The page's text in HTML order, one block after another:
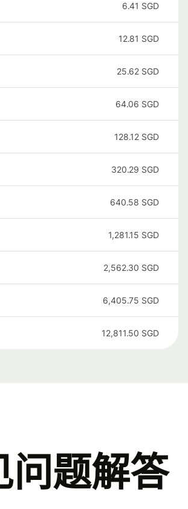
6.41 SGD
12.81 SGD
25.62 SGD
64.06 SGD
128.12 SGD
320.29 SGD
640.58 SGD
1,281.15 SGD
2,562.30 SGD
6,405.75 SGD
12,811.50 SGD
问题解答